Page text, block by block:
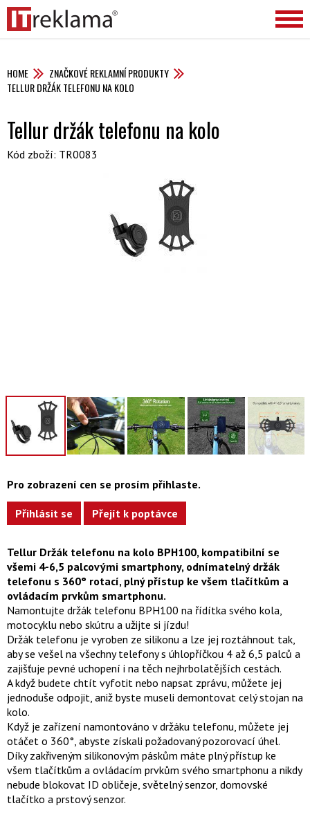
HOME
ZNAČKOVÉ REKLAMNÍ PRODUKTY
TELLUR DRŽÁK TELEFONU NA KOLO
Tellur držák telefonu na kolo
Kód zboží: TR0083
Pro zobrazení cen se prosím přihlaste.
Přihlásit se Přejít k poptávce
Tellur Držák telefonu na kolo BPH100, kompatibilní se
všemi 4-6,5 palcovými smartphony, odnímatelný držák
telefonu s 360° rotací, plný přístup ke všem tlačítkům a
ovládacím prvkům smartphonu.
Namontujte držák telefonu BPH100 ​​na řídítka svého kola,
motocyklu nebo skútru a užijte si jízdu!
Držák telefonu je vyroben ze silikonu a lze jej roztáhnout tak,
aby se vešel na všechny telefony s úhlopříčkou 4 až 6,5 palců a
zajišťuje pevné uchopení i na těch nejhrbolatějších cestách.
A když budete chtít vyfotit nebo napsat zprávu, můžete jej
jednoduše odpojit, aniž byste museli demontovat celý stojan na
kolo.
Když je zařízení namontováno v držáku telefonu, můžete jej
otáčet o 360°, abyste získali požadovaný pozorovací úhel.
Díky zakřiveným silikonovým páskům máte plný přístup ke
všem tlačítkům a ovládacím prvkům svého smartphonu a nikdy
nebude blokovat ID obličeje, světelný senzor, domovské
tlačítko a prstový senzor.